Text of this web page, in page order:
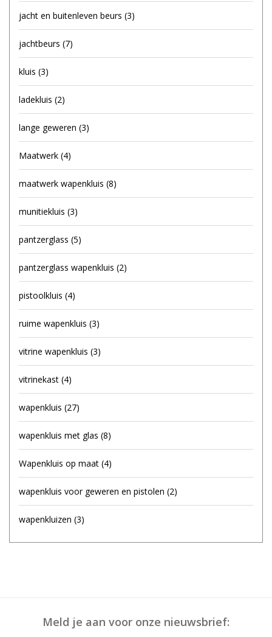
jacht en buitenleven beurs (3)
jachtbeurs (7)
kluis (3)
ladekluis (2)
lange geweren (3)
Maatwerk (4)
maatwerk wapenkluis (8)
munitiekluis (3)
pantzerglass (5)
pantzerglass wapenkluis (2)
pistoolkluis (4)
ruime wapenkluis (3)
vitrine wapenkluis (3)
vitrinekast (4)
wapenkluis (27)
wapenkluis met glas (8)
Wapenkluis op maat (4)
wapenkluis voor geweren en pistolen (2)
wapenkluizen (3)
Meld je aan voor onze nieuwsbrief: